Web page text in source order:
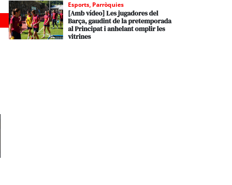
Esports, Parròquies
[Amb vídeo] Les jugadores del
Barça, gaudint de la pretemporada
al Principat i anhelant omplir les
vitrines